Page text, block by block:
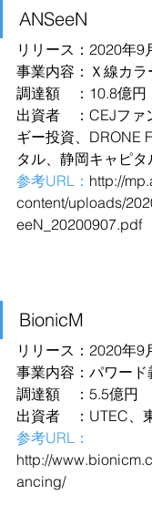
ANSeeN
リリース：2020年9
事業内容：Ｘ線カラ
調達額　：10.8億円
出資者　：CEJファ
ギー投資、DRONE
タル、静岡キャピタ
参考URL： http://
content/uploads/
eeN_20200907.pdf
BionicM
リリース：2020年9
事業内容：パワード
調達額　：5.5億円
出資者　：UTEC、
参考URL：
http://
ancing/